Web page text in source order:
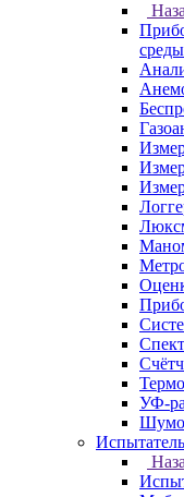
среды
УФ-